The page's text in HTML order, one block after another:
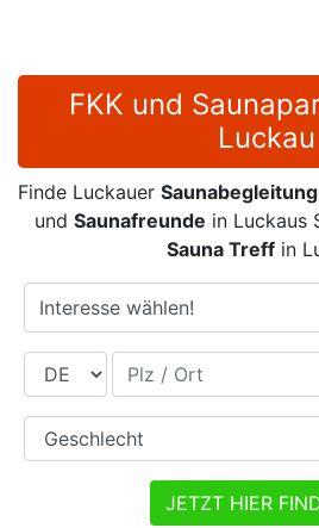
FKK und
Luckau
Finde Luckauer Saunabegleitung
und Saunafreunde in Luckaus
Sauna Treff in
Interesse wählen!
Land Plz / Ort
Geschlecht